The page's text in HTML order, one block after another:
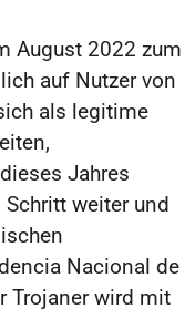
August 2022 zum
auf Nutzer von
als legitime
Jahres
weiter und
Nacional de
Trojaner wird mit